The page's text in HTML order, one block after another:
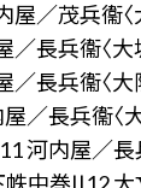
／茂兵衞〈
長兵衞〈大
長兵衞〈大
／長兵衞〈大
河内屋／長